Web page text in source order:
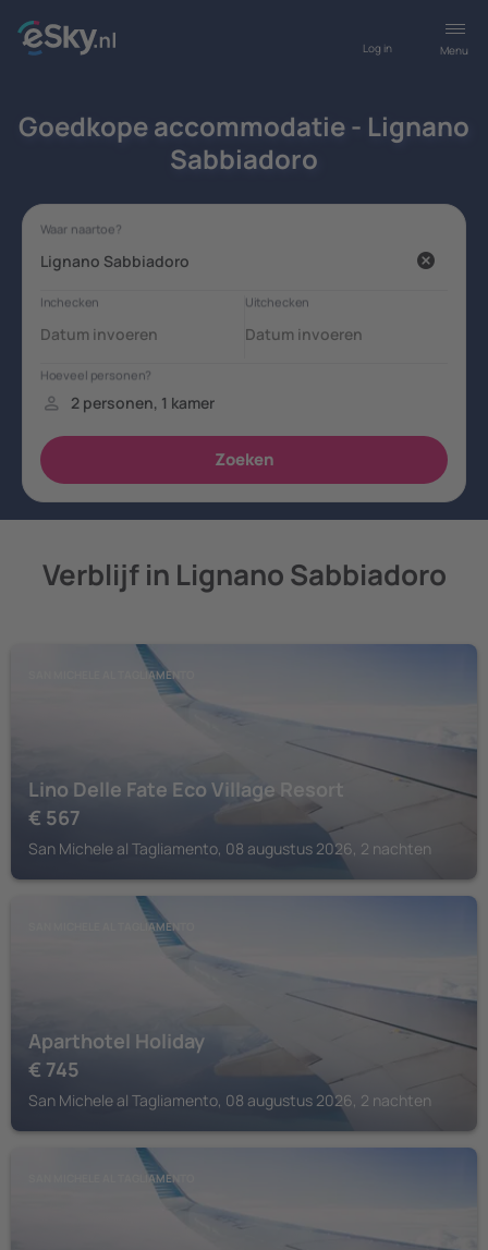
Menu
Log in
Goedkope accommodatie - Lignano
Sabbiadoro
Verblijf in Lignano Sabbiadoro
SAN MICHELE AL TAGLIAMENTO
Lino Delle Fate Eco Village Resort
€ 567
San Michele al Tagliamento, 08 augustus 2026, 2 nachten
SAN MICHELE AL TAGLIAMENTO
Aparthotel Holiday
€ 745
San Michele al Tagliamento, 08 augustus 2026, 2 nachten
SAN MICHELE AL TAGLIAMENTO